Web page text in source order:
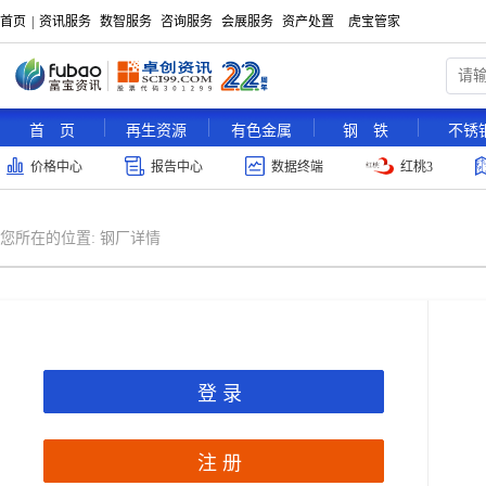
首页 资讯服务 数智服务 咨询服务 会展服务 资产处置 虎宝管家
首 页 再生资源 有色金属 钢 铁 不锈
价格中心 报告中心 数据终端 红桃3
您所在的位置: 钢厂详情